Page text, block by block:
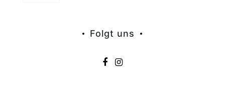
Folgt uns